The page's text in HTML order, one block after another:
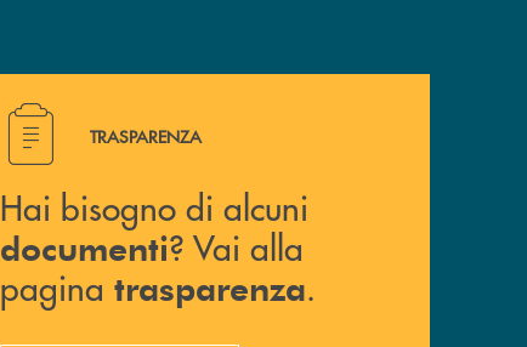
Hai bisogno di alcuni documenti ? Vai alla pagina
TRASPARENZA
Hai bisogno di alcuni
documenti? Vai alla
pagina trasparenza.